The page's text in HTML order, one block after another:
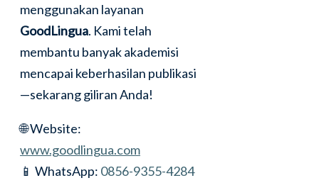
menggunakan layanan
GoodLingua. Kami telah
membantu banyak akademisi
mencapai keberhasilan publikasi
—sekarang giliran Anda!
🌐 Website:
www.goodlingua.com
📱 WhatsApp: 0856-9355-4284